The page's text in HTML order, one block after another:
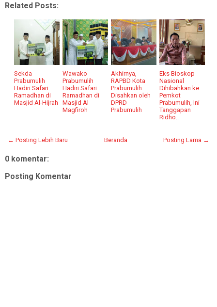
Related Posts:
Sekda
Prabumulih
Hadiri Safari
Ramadhan di
Masjid Al-Hijrah
Wawako
Prabumulih
Hadiri Safari
Ramadhan di
Masjid Al
Magfiroh
Akhirnya,
RAPBD Kota
Prabumulih
Disahkan oleh
DPRD
Prabumulih
Eks Bioskop
Nasional
Dihibahkan ke
Pemkot
Prabumulih, Ini
Tanggapan
Ridho..
← Posting Lebih Baru Posting Lama →
Beranda
0 komentar:
Posting Komentar